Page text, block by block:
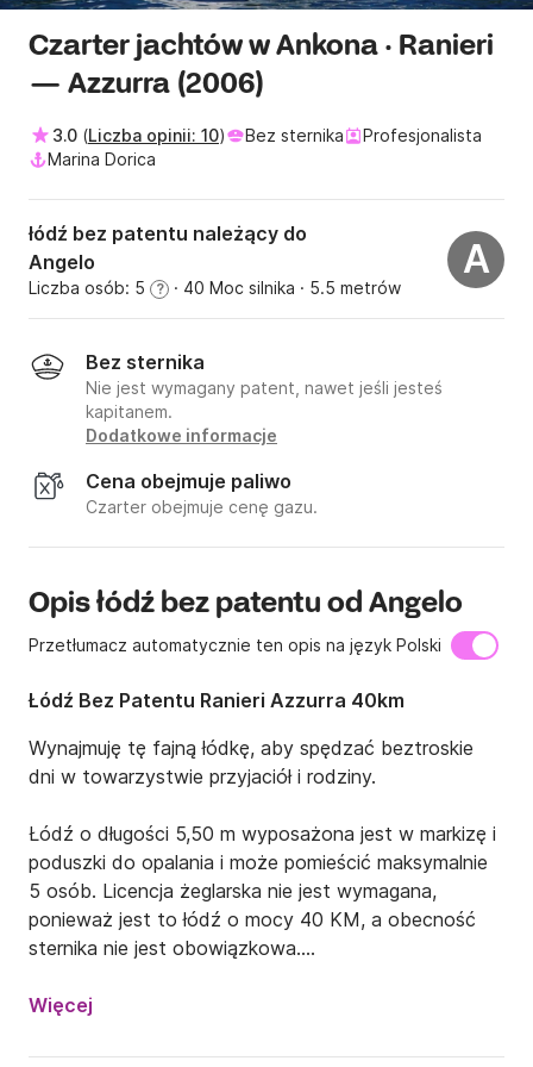
Czarter jachtów w Ankona · Ranieri
— Azzurra (2006)
3.0 (Liczba opinii: 10) Bez sternika
Profesjonalista
Marina Dorica
łódź bez patentu należący do
Angelo
Liczba osób: 5 ? · 40 Moc silnika · 5.5 metrów
A
Bez sternika
Nie jest wymagany patent, nawet jeśli jesteś
kapitanem.
Dodatkowe informacje
Cena obejmuje paliwo
Czarter obejmuje cenę gazu.
Opis łódź bez patentu od Angelo
Przetłumacz automatycznie ten opis na język Polski
Łódź Bez Patentu Ranieri Azzurra 40km
Wynajmuję tę fajną łódkę, aby spędzać beztroskie
dni w towarzystwie przyjaciół i rodziny.
Łódź o długości 5,50 m wyposażona jest w markizę i
poduszki do opalania i może pomieścić maksymalnie
5 osób. Licencja żeglarska nie jest wymagana,
ponieważ jest to łódź o mocy 40 KM, a obecność
sternika nie jest obowiązkowa.
Dzięki swoim niewielkim rozmiarom można dotrzeć
Więcej